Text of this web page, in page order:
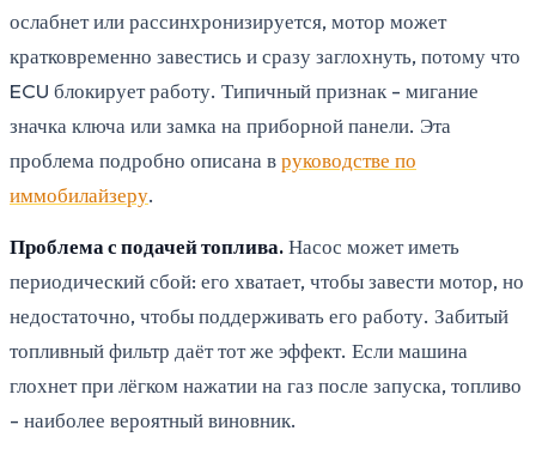
ослабнет или рассинхронизируется, мотор может
кратковременно завестись и сразу заглохнуть, потому что
ECU блокирует работу. Типичный признак - мигание
значка ключа или замка на приборной панели. Эта
проблема подробно описана вруководстве по
иммобилайзеру.
Проблема с подачей топлива.Насос может иметь
периодический сбой: его хватает, чтобы завести мотор, но
недостаточно, чтобы поддерживать его работу. Забитый
топливный фильтр даёт тот же эффект. Если машина
глохнет при лёгком нажатии на газ после запуска, топливо
- наиболее вероятный виновник.